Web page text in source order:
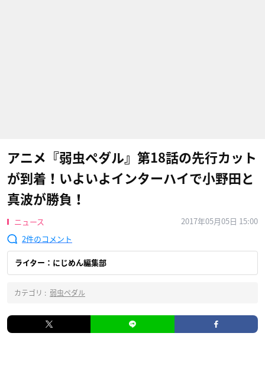
アニメ『弱虫ペダル』第18話の先行カット
が到着！いよいよインターハイで小野田と
真波が勝負！
ニュース
2017年05月05日 15:00
2
ライター：にじめん編集部
カテゴリ : 弱虫ペダル